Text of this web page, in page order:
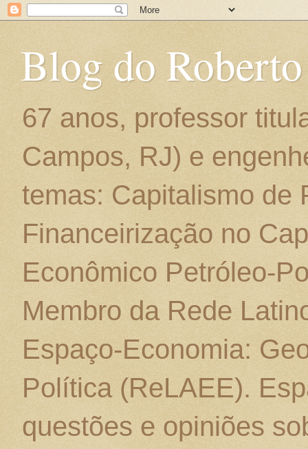
Blog do
67 anos, professor
Campos, RJ) e
temas: Capitalismo de
Financeirização no
Econômico Petróleo-
Membro da Rede
Espaço-Economia:
Política (ReLAEE).
questões e opiniões